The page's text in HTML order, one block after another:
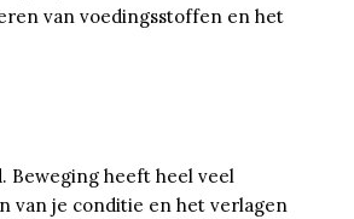
van voedingsstoffen en het
Beweging heeft heel veel
van je conditie en het verlagen